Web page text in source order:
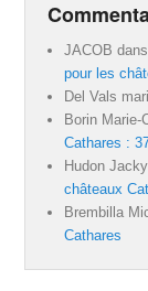
JACOB
pour les
Del Vals
Borin Marie-
Cathares :
Hudon Jacky
châteaux
Brembilla
Cathares